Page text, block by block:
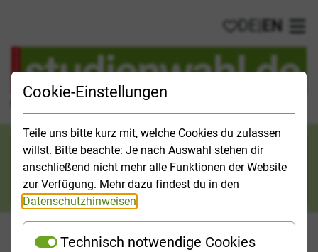
Cookie-Einstellungen
Teile uns bitte kurz mit, welche Cookies du zulassen
willst. Bitte beachte: Je nach Auswahl stehen dir
anschließend nicht mehr alle Funktionen der Website
zur Verfügung. Mehr dazu findest du in den
Datenschutzhinweisen
Technisch notwendige Cookies
My favorites
DE EN
Search category